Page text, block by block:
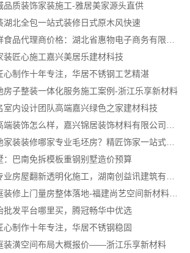
品质装饰家装施工-雅居美家源头直供
湖北全包一站式装修日式原木风快速
装匠心施工嘉兴美居乐建材科技
心制作十年专注，华居不锈钢工艺精湛
房子整装一体化服务施工案例-浙江乐享新材料
室内设计团队高端嘉兴绿色之家建材科技
广州本地家装装修哪家专业毛坯房？精匠饰家一站式服务
：巴南免拆模板重钢别墅造价预算
新房家庭装修上门量房整体落地-福建尚艺空间新材料科技有限公司
批发平台哪里买，腾冠畅华中优选
心制作十年专注，华居不锈钢稳固
装潢空间布局大概报价——浙江乐享新材料